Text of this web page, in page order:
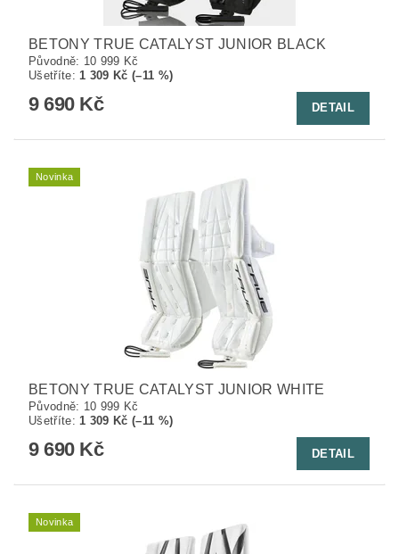
BETONY TRUE CATALYST JUNIOR BLACK
Původně: 10 999 Kč
Ušetříte: 1 309 Kč (–11 %)
9 690 Kč DETAIL
Novinka
BETONY TRUE CATALYST JUNIOR WHITE
Původně: 10 999 Kč
Ušetříte: 1 309 Kč (–11 %)
9 690 Kč DETAIL
Novinka